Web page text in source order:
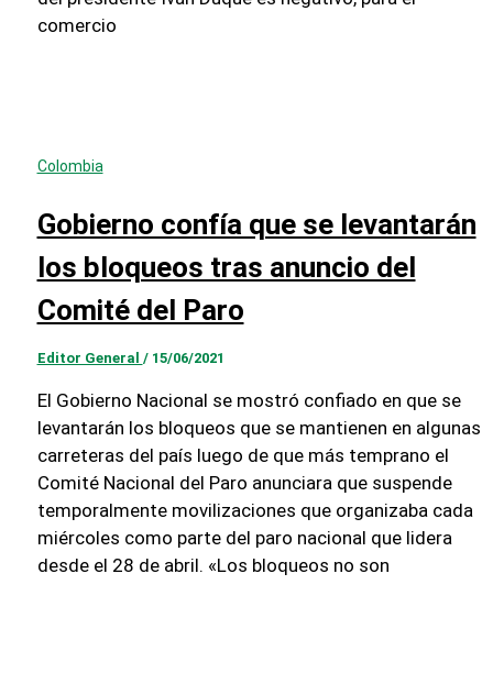
comercio
Colombia
Gobierno confía que se levantarán
los bloqueos tras anuncio del
Comité del Paro
Editor General / 15/06/2021
El Gobierno Nacional se mostró confiado en que se
levantarán los bloqueos que se mantienen en algunas
carreteras del país luego de que más temprano el
Comité Nacional del Paro anunciara que suspende
temporalmente movilizaciones que organizaba cada
miércoles como parte del paro nacional que lidera
desde el 28 de abril. «Los bloqueos no son